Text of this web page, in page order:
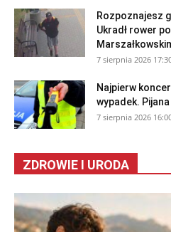
Rozpoznajesz
Ukradł rower
7 sierpnia 2026
Najpierw
wypadek.
7 sierpnia 2026
ZDROWIE I URODA